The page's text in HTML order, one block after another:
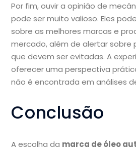
Por fim, ouvir a opinião de
pode ser muito valioso. Eles
sobre as melhores marcas e
mercado, além de alertar sobre
que devem ser evitadas. A
oferecer uma perspectiva
não é encontrada em análises
Conclusão
A escolha da marca de óleo